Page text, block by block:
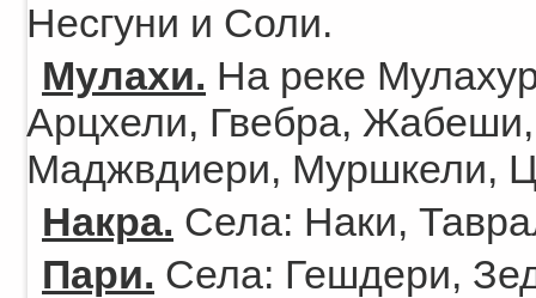
Несгуни и Соли.
Мулахи. На реке
Арцхели, Гвебра,
Маджвдиери, Муршкели,
Накра. Села: Наки,
Пари. Села: Гешдери,